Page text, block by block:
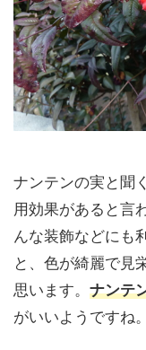
ナンテンの実と聞
用効果があると言
んな装飾などにも
と、色が綺麗で見
思います。 ナンテ
がいいようですね。